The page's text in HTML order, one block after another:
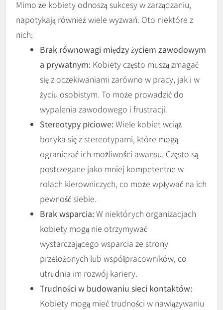
Mimo że kobiety odnoszą sukcesy w zarządzaniu,
napotykają również wiele wyzwań. Oto niektóre z
nich:
Brak równowagi między życiem zawodowym
a prywatnym: Kobiety często muszą zmagać
się z oczekiwaniami zarówno w pracy, jak i w
życiu osobistym. To może prowadzić do
wypalenia zawodowego i frustracji.
Stereotypy płciowe:Wiele kobiet wciąż
boryka się z stereotypami, które mogą
ograniczać ich możliwości awansu. Często są
postrzegane jako mniej kompetentne w
rolach kierowniczych, co może wpływać na ich
pewność siebie.
Brak wsparcia:W niektórych organizacjach
kobiety mogą nie otrzymywać
wystarczającego wsparcia ze strony
przełożonych lub współpracowników, co
utrudnia im rozwój kariery.
Trudności w budowaniu sieci kontaktów:
Kobiety mogą mieć trudności w nawiązywaniu